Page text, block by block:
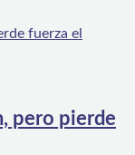
pero pierde